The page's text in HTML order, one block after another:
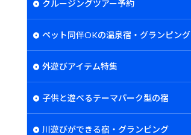
クルージングツアー予約
ペット同伴OKの温泉宿・グランピング
外遊びアイテム特集
子供と遊べるテーマパーク型の宿
川遊びができる宿・グランピング